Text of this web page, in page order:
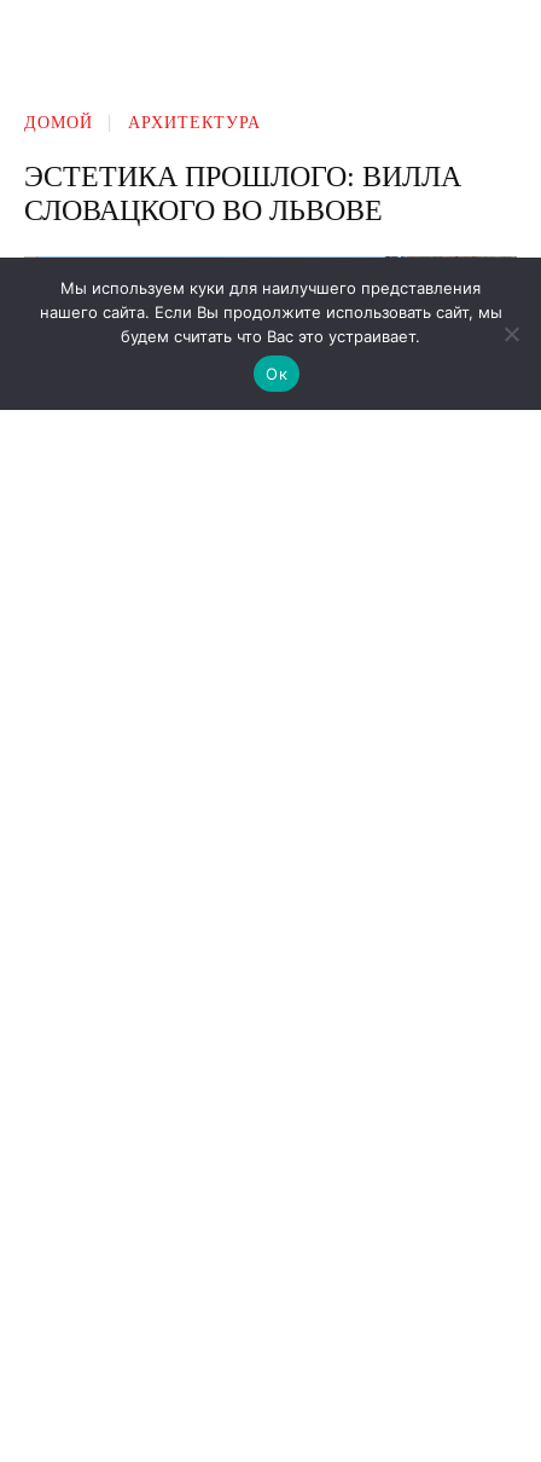
Мы используем куки для наилучшего представления
нашего сайта. Если Вы продолжите использовать сайт, мы
будем считать что Вас это устраивает.
Ок